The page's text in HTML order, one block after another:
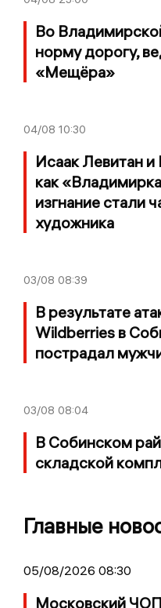
Во
норму дорогу,
«Мещёра»
04/08 10:30
Исаак Левитан
как
изгнание стали
художника
03/08 08:39
В результате
Wildberries в
пострадал
03/08 08:04
В Собинском
складской
Главные
05/08/2026 08:30
Московский